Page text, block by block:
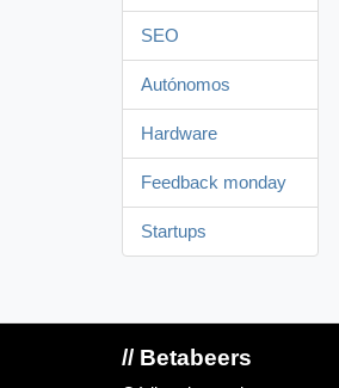
SEO
Autónomos
Hardware
Feedback monday
Startups
// Betabeers